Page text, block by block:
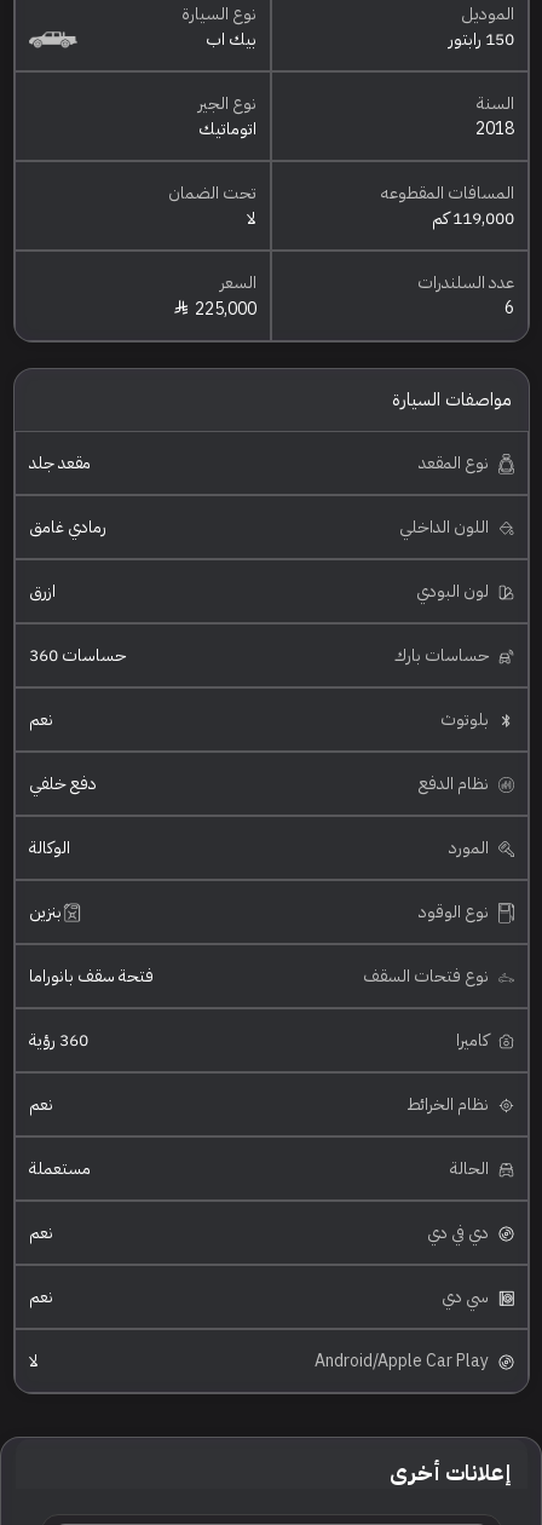
الموديل
150 رابتور
نوع السيارة
بيك اب
السنة
2018
نوع الجير
اتوماتيك
المسافات المقطوعه
119,000 كم
تحت الضمان
لا
عدد السلندرات
6
السعر
225,000
مواصفات السيارة
نوع المقعد مقعد جلد
اللون الداخلي رمادي غامق
لون البودي ازرق
حساسات بارك حساسات 360
بلوتوث نعم
نظام الدفع دفع خلفي
المورد الوكالة
نوع الوقود بنزين
نوع فتحات السقف فتحة سقف بانوراما
كاميرا 360 رؤية
نظام الخرائط نعم
الحالة مستعملة
دي في دي نعم
سي دي نعم
Android/Apple Car Play لا
إعلانات أخرى